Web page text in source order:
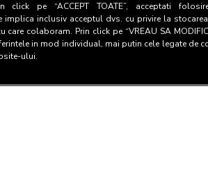
click pe “ACCEPT TOATE”, acceptati
inclusiv acceptul dvs. cu privire la
colaboram. Prin click pe “VREAU SA MODIFIC
in mod individual, mai putin cele legate de
ului.